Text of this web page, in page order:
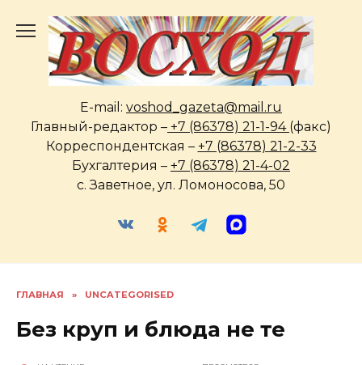
содержанию
E-mail: voshod_gazeta@mail.ru
Главный-редактор – +7 (86378) 21-1-94 (факс)
Корреспондентская – +7 (86378) 21-2-33
Бухгалтерия – +7 (86378) 21-4-02
с. Заветное, ул. Ломоносова, 50
ГЛАВНАЯ » UNCATEGORISED
Без круп и блюда не те